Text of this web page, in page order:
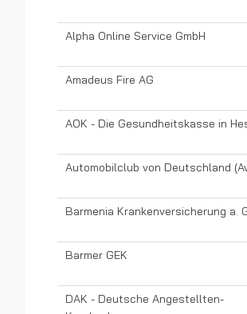
Alpha Online Service GmbH
Amadeus Fire AG
AOK - Die Gesundheitskasse in
Automobilclub von Deutschland
Barmenia Krankenversicherung a.
Barmer GEK
DAK - Deutsche Angestellten-